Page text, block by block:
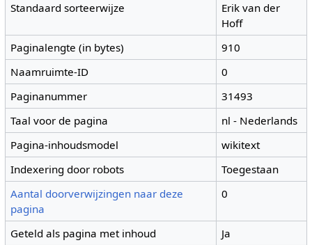
Standaard sorteerwijze
Erik van der
Hoff
Paginalengte (in bytes)
910
Naamruimte-ID
0
Paginanummer
31493
Taal voor de pagina
nl - Nederlands
Pagina-inhoudsmodel
wikitext
Indexering door robots
Toegestaan
Aantal doorverwijzingen naar deze
pagina
0
Geteld als pagina met inhoud Ja